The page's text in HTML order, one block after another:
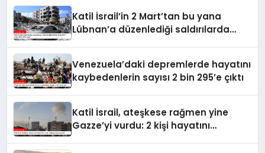
Katil İsrail’in 2 Mart’tan bu yana
Lübnan’a düzenlediği saldırılarda
Venezuela’daki depremlerde hayatını
kaybedenlerin sayısı 2 bin 295’e çıktı
Katil İsrail, ateşkese rağmen yine
Gazze’yi vurdu: 2 kişi hayatını